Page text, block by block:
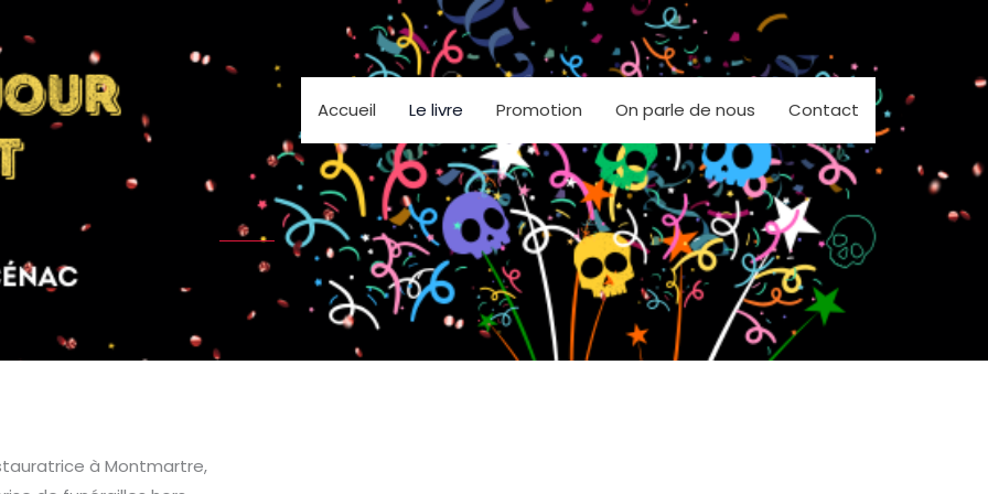
Accueil
Le livre Promotion On parle de nous Contact
à Montmartre,